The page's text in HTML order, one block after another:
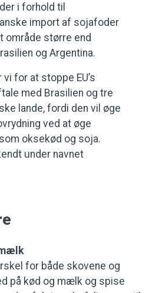
i forhold til
import af sojafoder
område større end
og Argentina.
for at stoppe EU’s
med Brasilien og tre
lande, fordi den vil øge
ved at øge
oksekød og soja.
under navnet
for både skovene og
på kød og mælk og spise